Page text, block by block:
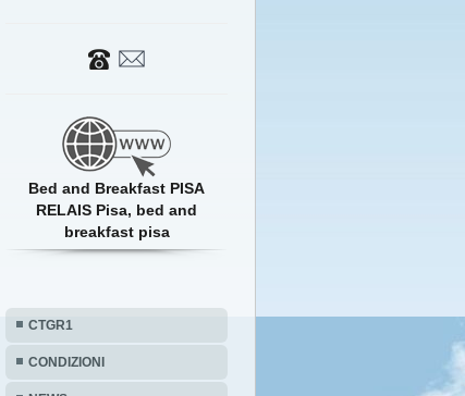
Bed and Breakfast PISA
RELAIS Pisa, bed and
breakfast pisa
CTGR1
CONDIZIONI